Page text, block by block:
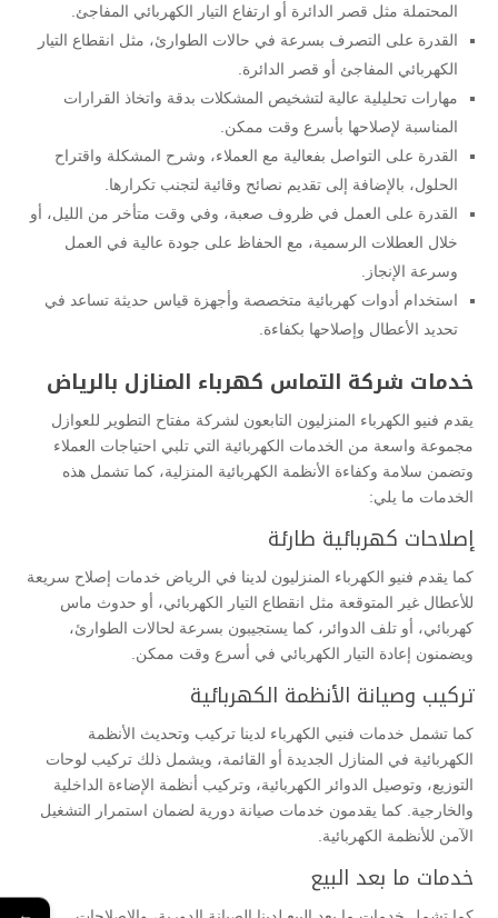
المحتملة مثل قصر الدائرة أو ارتفاع التيار الكهربائي المفاجئ.
القدرة على التصرف بسرعة في حالات الطوارئ، مثل انقطاع التيار
الكهربائي المفاجئ أو قصر الدائرة.
مهارات تحليلية عالية لتشخيص المشكلات بدقة واتخاذ القرارات
المناسبة لإصلاحها بأسرع وقت ممكن.
القدرة على التواصل بفعالية مع العملاء، وشرح المشكلة واقتراح
الحلول، بالإضافة إلى تقديم نصائح وقائية لتجنب تكرارها.
القدرة على العمل في ظروف صعبة، وفي وقت متأخر من الليل، أو
خلال العطلات الرسمية، مع الحفاظ على جودة عالية في العمل
وسرعة الإنجاز.
استخدام أدوات كهربائية متخصصة وأجهزة قياس حديثة تساعد في
تحديد الأعطال وإصلاحها بكفاءة.
خدمات شركة التماس كهرباء المنازل بالرياض
يقدم فنيو الكهرباء المنزليون التابعون لشركة مفتاح التطوير للعوازل
مجموعة واسعة من الخدمات الكهربائية التي تلبي احتياجات العملاء
وتضمن سلامة وكفاءة الأنظمة الكهربائية المنزلية، كما تشمل هذه
الخدمات ما يلي:
إصلاحات كهربائية طارئة
كما يقدم فنيو الكهرباء المنزليون لدينا في الرياض خدمات إصلاح سريعة
للأعطال غير المتوقعة مثل انقطاع التيار الكهربائي، أو حدوث ماس
كهربائي، أو تلف الدوائر، كما يستجيبون بسرعة لحالات الطوارئ،
ويضمنون إعادة التيار الكهربائي في أسرع وقت ممكن.
تركيب وصيانة الأنظمة الكهربائية
كما تشمل خدمات فنيي الكهرباء لدينا تركيب وتحديث الأنظمة
الكهربائية في المنازل الجديدة أو القائمة، ويشمل ذلك تركيب لوحات
التوزيع، وتوصيل الدوائر الكهربائية، وتركيب أنظمة الإضاءة الداخلية
والخارجية. كما يقدمون خدمات صيانة دورية لضمان استمرار التشغيل
الآمن للأنظمة الكهربائية.
خدمات ما بعد البيع